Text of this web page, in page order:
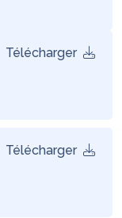
Télécharger
Télécharger